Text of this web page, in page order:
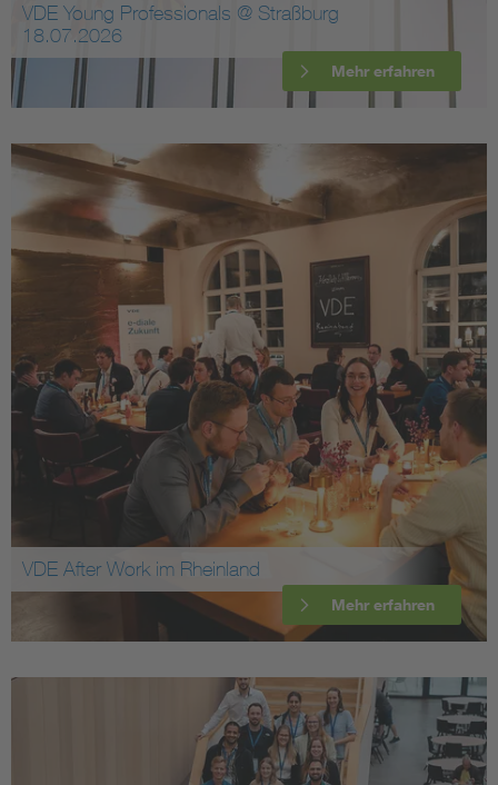
VDE Young Professionals @ Straßburg
18.07.2026
Mehr erfahren
VDE After Work im Rheinland
Mehr erfahren